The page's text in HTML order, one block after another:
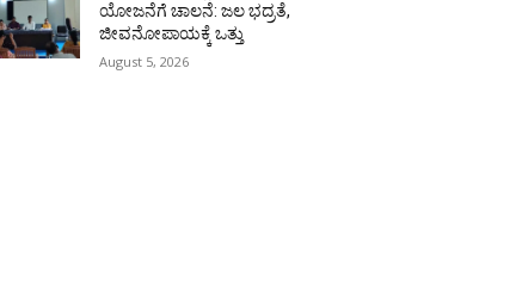
ಯೋಜನೆಗೆ ಚಾಲನೆ: ಜಲ ಭದ್ರತೆ,
ಜೀವನೋಪಾಯಕ್ಕೆ ಒತ್ತು
August 5, 2026